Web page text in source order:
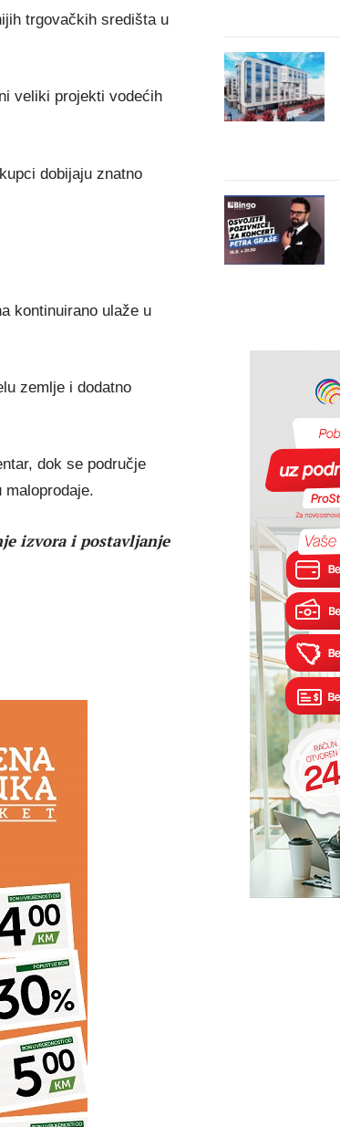
trgovačkih središta u
veliki projekti vodećih
dobijaju znatno
kontinuirano ulaže u
zemlje i dodatno
dok se područje
izvora i postavljanje